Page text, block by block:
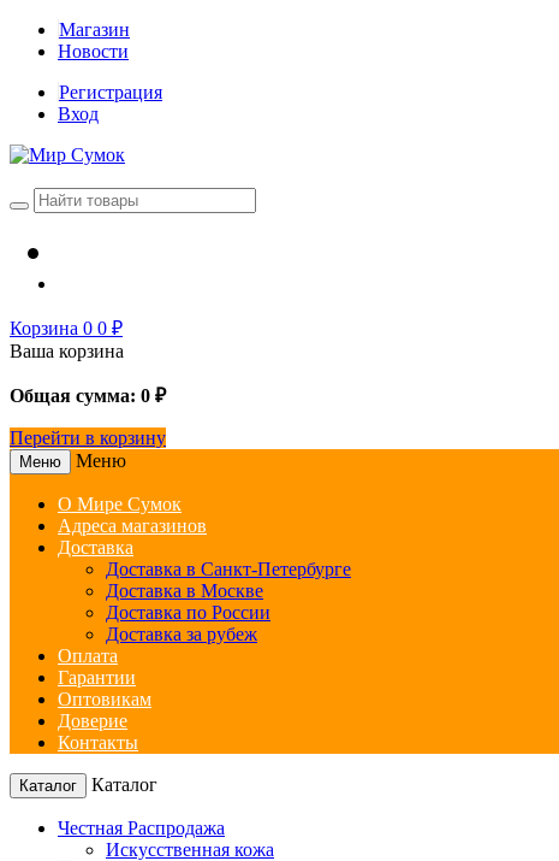
Магазин
Новости
Регистрация
Вход
Корзина 0 0 ₽
Ваша корзина
Общая сумма: 0 ₽
Перейти в корзину
Меню Меню
О Мире Сумок
Адреса магазинов
Доставка
Доставка в Санкт-Петербурге
Доставка в Москве
Доставка по России
Доставка за рубеж
Оплата
Гарантии
Оптовикам
Доверие
Контакты
Каталог Каталог
Честная Распродажа
Искусственная кожа